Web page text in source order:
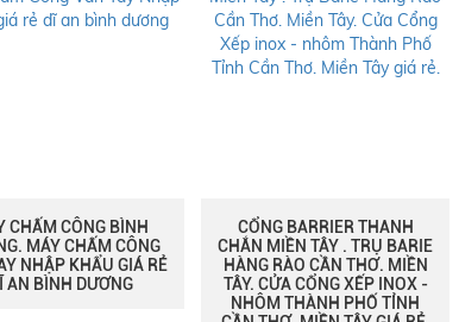
BARRIER THANH
MIỀN TÂY . TRỤ BARIE
RÀO CẦN THƠ. MIỀN
CỔNG XẾP INOX -
CỬA CỔNG XẾP INOX - NHÔM
ĐÀ LẠT LÂM ĐỒNG - TRỤ
CỔNG BARRIER THANH
CHẮN. CỬA RÀO CHẮN BARIE
TỰ ĐỘNG TẠI ĐÀ LẠT GIÁ RẺ